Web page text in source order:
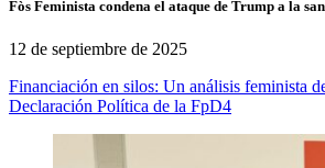
Fòs Feminista condena el ataque de Trump a la
12 de septiembre de 2025
Financiación en silos: Un análisis feminista
Declaración Política de la FpD4